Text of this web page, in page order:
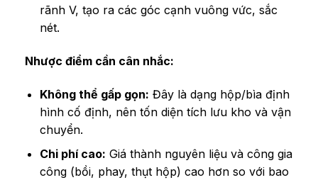
rãnh V, tạo ra các góc cạnh vuông vức, sắc
nét.
Nhược điểm cần cân nhắc:
Không thể gấp gọn: Đây là dạng hộp/bìa định
hình cố định, nên tốn diện tích lưu kho và vận
chuyển.
Chi phí cao: Giá thành nguyên liệu và công gia
công (bồi, phay, thụt hộp) cao hơn so với bao